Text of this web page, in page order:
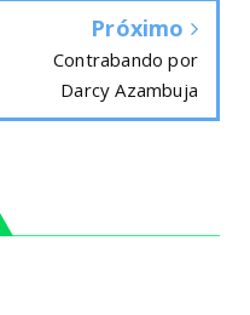
Próximo
Contrabando por
Darcy Azambuja